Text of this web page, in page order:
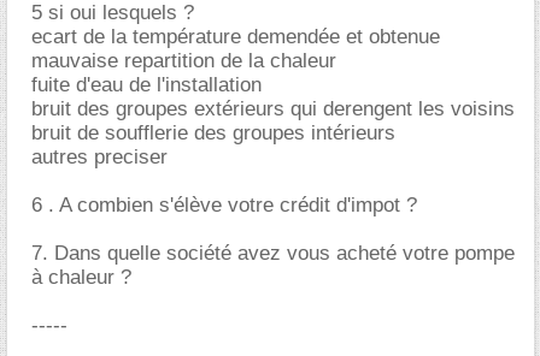
5 si oui lesquels ?
ecart de la température demendée et obtenue
mauvaise repartition de la chaleur
fuite d'eau de l'installation
bruit des groupes extérieurs qui derengent les voisins
bruit de soufflerie des groupes intérieurs
autres preciser
6 . A combien s'élève votre crédit d'impot ?
7. Dans quelle société avez vous acheté votre pompe
à chaleur ?
-----